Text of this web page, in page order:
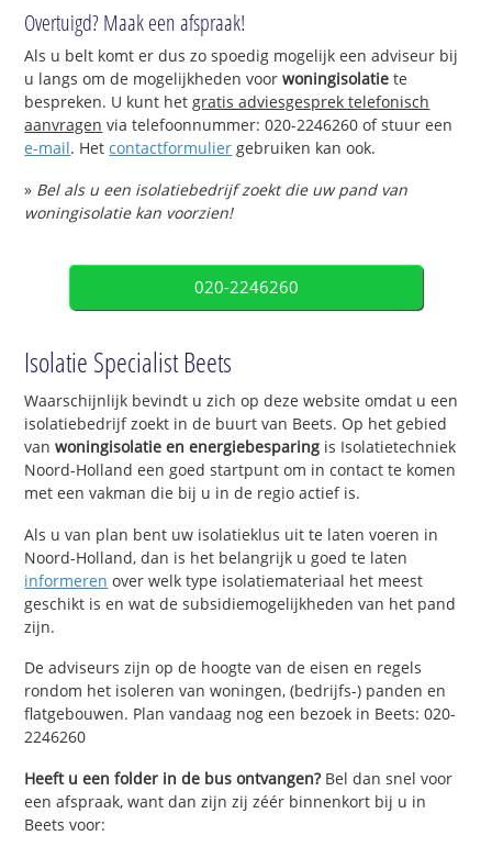
Overtuigd? Maak een afspraak!
Als u belt komt er dus zo spoedig mogelijk een adviseur bij
u langs om de mogelijkheden voorwoningisolatie te
bespreken. U kunt hetgratis adviesgesprek telefonisch
aanvragen via telefoonnummer: 020-2246260 of stuur een
e-mail. Hetcontactformulier gebruiken kan ook.
» Bel als u een isolatiebedrijf zoekt die uw pand van
woningisolatie kan voorzien!
020-2246260
Isolatie Specialist Beets
Waarschijnlijk bevindt u zich op deze website omdat u een
isolatiebedrijf zoekt in de buurt van Beets. Op het gebied
vanwoningisolatie en energiebesparing is Isolatietechniek
Noord-Holland een goed startpunt om in contact te komen
met een vakman die bij u in de regio actief is.
Als u van plan bent uw isolatieklus uit te laten voeren in
Noord-Holland, dan is het belangrijk u goed te laten
informeren over welk type isolatiemateriaal het meest
geschikt is en wat de subsidiemogelijkheden van het pand
zijn.
De adviseurs zijn op de hoogte van de eisen en regels
rondom het isoleren van woningen, (bedrijfs-) panden en
flatgebouwen. Plan vandaag nog een bezoek in Beets: 020-
2246260
Heeft u een folder in de bus ontvangen?Bel dan snel voor
een afspraak, want dan zijn zij zéér binnenkort bij u in
Beets voor: